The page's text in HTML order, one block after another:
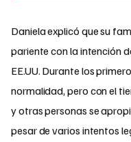
Daniela explicó que su
pariente con la intención
EE.UU. Durante los
normalidad, pero con el
y otras personas se
pesar de varios intentos